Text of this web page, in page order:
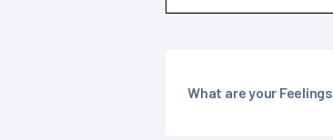
What are your Feelings